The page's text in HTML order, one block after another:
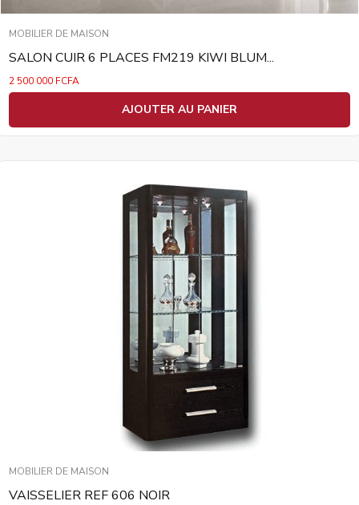
MOBILIER DE MAISON
SALON CUIR 6 PLACES FM219 KIWI BLUM...
2 500 000 FCFA
AJOUTER AU PANIER
MOBILIER DE MAISON
VAISSELIER REF 606 NOIR